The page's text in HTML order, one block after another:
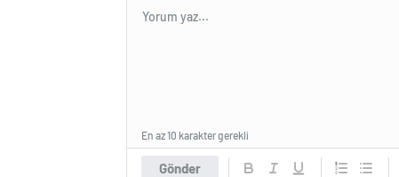
Gönder
En az 10 karakter gerekli